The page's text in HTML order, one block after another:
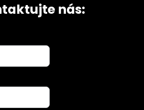
nás: